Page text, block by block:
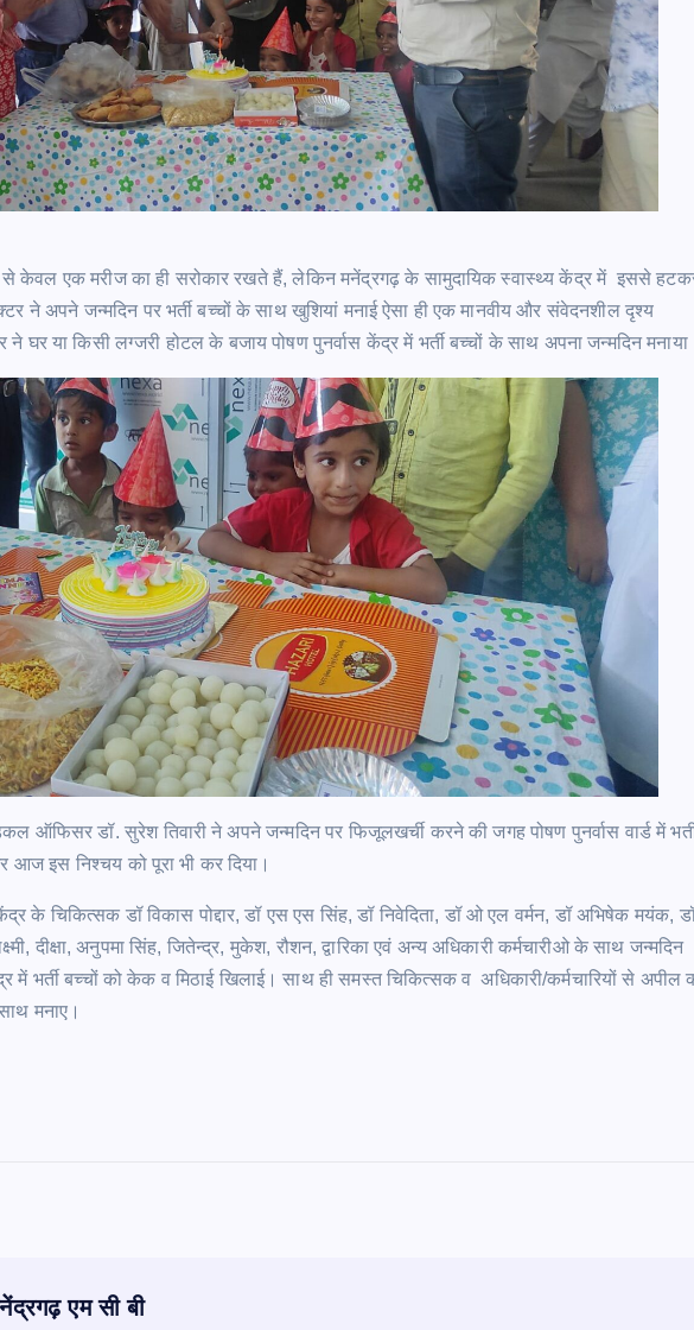
से केवल एक मरीज का ही सरोकार रखते हैं, लेकिन मनेंद्रगढ़ के सामुदायिक स्वास्थ्य केंद्र में इससे
ने अपने जन्मदिन पर भर्ती बच्चों के साथ खुशियां मनाई ऐसा ही एक मानवीय और संवेदनशील दृश्य
या किसी लग्जरी होटल के बजाय पोषण पुनर्वास केंद्र में भर्ती बच्चों के साथ अपना जन्मदिन
ऑफिसर डॉ. सुरेश तिवारी ने अपने जन्मदिन पर फिजूलखर्ची करने की जगह पोषण पुनर्वास वार्ड में
आज इस निश्चय को पूरा भी कर दिया।
के चिकित्सक डॉ विकास पोद्दार, डॉ एस एस सिंह, डॉ निवेदिता, डॉ ओ एल वर्मन, डॉ अभिषेक मयंक,
दीक्षा, अनुपमा सिंह, जितेन्द्र, मुकेश, रौशन, द्वारिका एवं अन्य अधिकारी कर्मचारीओ के साथ जन्मदिन
में भर्ती बच्चों को केक व मिठाई खिलाई। साथ ही समस्त चिकित्सक व अधिकारी/कर्मचारियों से अपील
मनाए।
एम सी बी